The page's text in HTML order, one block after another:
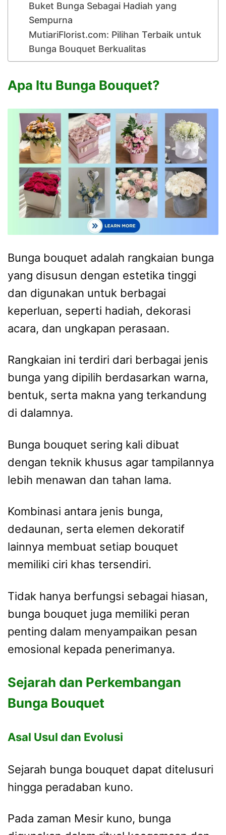
Buket Bunga Sebagai Hadiah yang
Sempurna
MutiariFlorist.com: Pilihan Terbaik untuk
Bunga Bouquet Berkualitas
Apa Itu Bunga Bouquet?
Bunga bouquet adalah rangkaian bunga
yang disusun dengan estetika tinggi
dan digunakan untuk berbagai
keperluan, seperti hadiah, dekorasi
acara, dan ungkapan perasaan.
Rangkaian ini terdiri dari berbagai jenis
bunga yang dipilih berdasarkan warna,
bentuk, serta makna yang terkandung
di dalamnya.
Bunga bouquet sering kali dibuat
dengan teknik khusus agar tampilannya
lebih menawan dan tahan lama.
Kombinasi antara jenis bunga,
dedaunan, serta elemen dekoratif
lainnya membuat setiap bouquet
memiliki ciri khas tersendiri.
Tidak hanya berfungsi sebagai hiasan,
bunga bouquet juga memiliki peran
penting dalam menyampaikan pesan
emosional kepada penerimanya.
Sejarah dan Perkembangan
Bunga Bouquet
Asal Usul dan Evolusi
Sejarah bunga bouquet dapat ditelusuri
hingga peradaban kuno.
Pada zaman Mesir kuno, bunga